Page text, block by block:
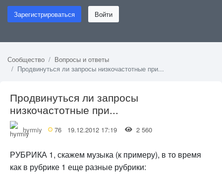
Зарегистрироваться Войти
Сообщество
Вопросы и ответы
Продвинуться ли запросы низкочастотные при...
Продвинуться ли запросы
низкочастотные при...
hyrmiy 76 19.12.2012 17:19 2 560
РУБРИКА 1, скажем музыка (к примеру), в то время
как в рубрике 1 еще разные рубрики: